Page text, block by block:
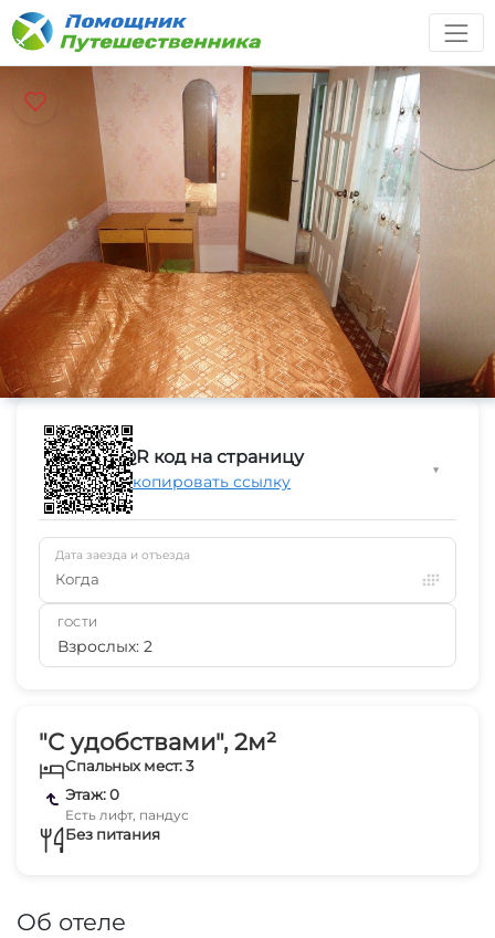
"С удобствами", 2м²
Спальных мест: 3
Этаж: 0
Есть лифт, пандус
Без питания
Об отеле
QR код на страницу
Скопировать ссылку
▼
Дата заезда и отъезда
Когда
ГОСТИ
Взрослых: 2